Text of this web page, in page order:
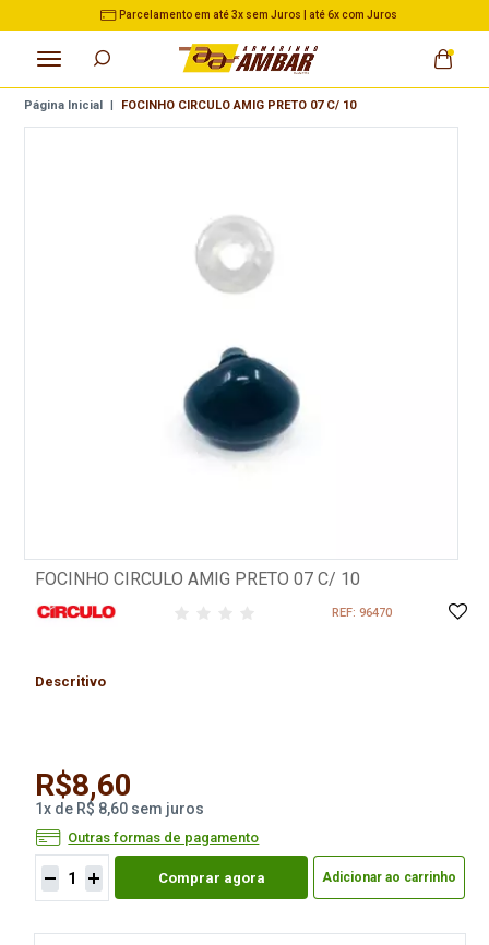
Parcelamento em até 3x sem Juros | até 6x com Juros
Página Inicial | FOCINHO CIRCULO AMIG PRETO 07 C/ 10
FOCINHO CIRCULO AMIG PRETO 07 C/ 10
REF: 96470
Descritivo
R$8,60
1x de R$ 8,60 sem juros
Outras formas de pagamento
Comprar agora Adicionar ao carrinho